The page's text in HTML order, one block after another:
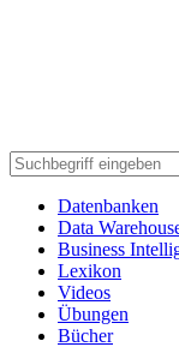
Datenbanken
Data
Business
Lexikon
Videos
Übungen
Bücher